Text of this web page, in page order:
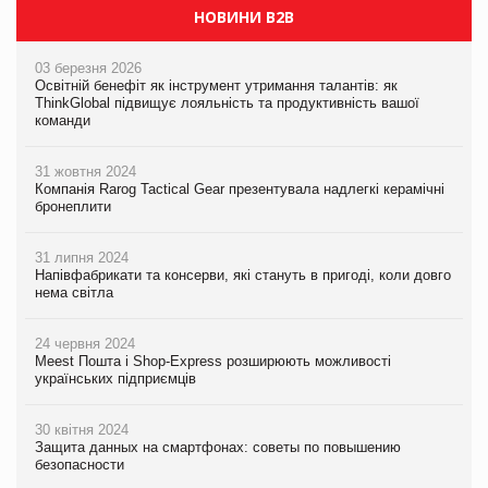
НОВИНИ B2B
03 березня 2026
Освітній бенефіт як інструмент утримання талантів: як
ThinkGlobal підвищує лояльність та продуктивність вашої
команди
31 жовтня 2024
Компанія Rarog Tactical Gear презентувала надлегкі керамічні
бронеплити
31 липня 2024
Напівфабрикати та консерви, які стануть в пригоді, коли довго
нема світла
24 червня 2024
Meest Пошта і Shop-Express розширюють можливості
українських підприємців
30 квітня 2024
Защита данных на смартфонах: советы по повышению
безопасности